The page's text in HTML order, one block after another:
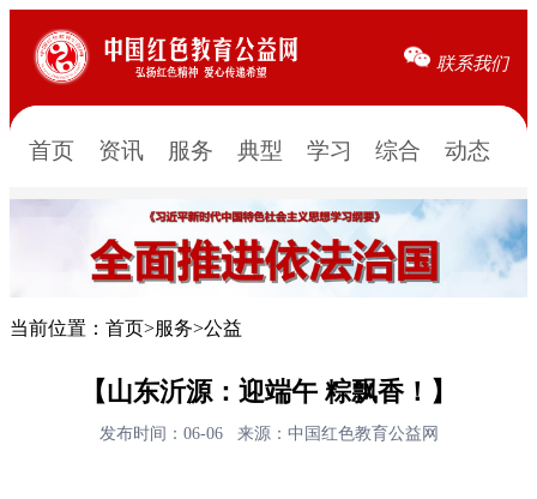
联系我们
首页 资讯 服务 典型 学习 综合 动态
当前位置： 首页>服务>公益
【山东沂源：迎端午 粽飘香！】
发布时间：06-06 来源：中国红色教育公益网